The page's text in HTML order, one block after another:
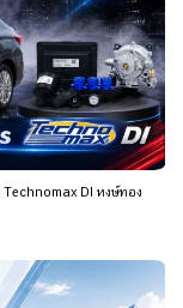
DI หงษ์ทอง